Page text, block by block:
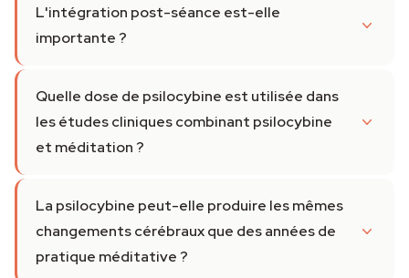
L'intégration post-séance est-elle
importante ?
Quelle dose de psilocybine est utilisée dans
les études cliniques combinant psilocybine
et méditation ?
La psilocybine peut-elle produire les mêmes
changements cérébraux que des années de
pratique méditative ?